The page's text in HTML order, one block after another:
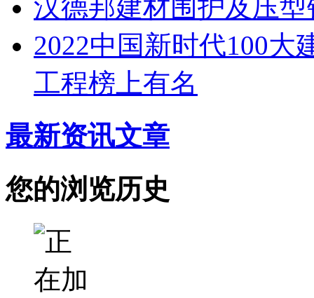
汉德邦建材围护及压
2022中国新时代100大
工程榜上有名
最新资讯文章
您的浏览历史